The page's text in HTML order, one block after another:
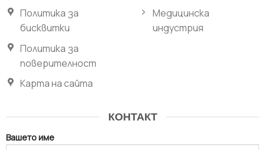
Политика за
бисквитки
Политика за
поверителност
Карта на сайта
Медицинска
индустрия
КОНТАКТ
Вашето име